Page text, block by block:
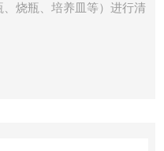
烧瓶、培养皿等）进行清
公司又不断的进行产品技
国内高校、科研、食品、